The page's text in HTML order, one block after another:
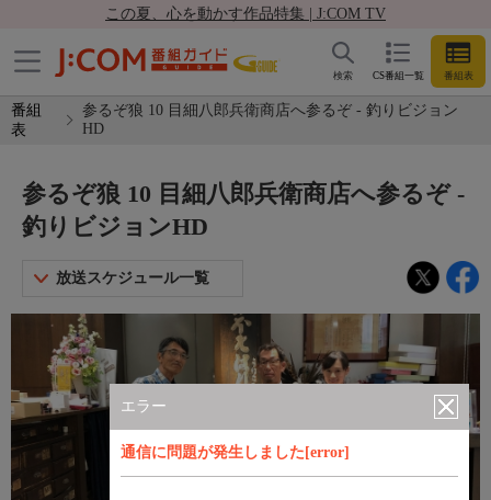
この夏、心を動かす作品特集 | J:COM TV
CS番組一覧 番組表
検索
番組
表
参るぞ狼 10 目細八郎兵衛商店へ参るぞ - 釣りビジョン
HD
エラー
通信に問題が発生しました[error]
参るぞ狼 10 目細八郎兵衛商店へ参るぞ -
釣りビジョンHD
放送スケジュール一覧